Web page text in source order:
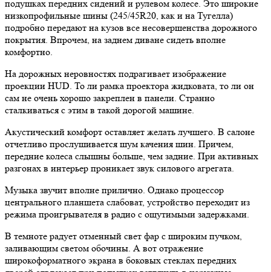
подушках передних сидений и рулевом колесе. Это широкие
низкопрофильные шины (245/45R20, как и на Тугелла)
подробно передают на кузов все несовершенства дорожного
покрытия. Впрочем, на заднем диване сидеть вполне
комфортно.
На дорожных неровностях подрагивает изображение
проекции HUD. То ли рамка проектора жидковата, то ли он
сам не очень хорошо закреплен в панели. Странно
сталкиваться с этим в такой дорогой машине.
Акустический комфорт оставляет желать лучшего. В салоне
отчетливо прослушивается шум качения шин. Причем,
передние колеса слышны больше, чем задние. При активных
разгонах в интерьер проникает звук силового агрегата.
Музыка звучит вполне прилично. Однако процессор
центрального планшета слабоват, устройство переходит из
режима проигрывателя в радио с ощутимыми задержками.
В темноте радует отменный свет фар с широким пучком,
заливающим светом обочины. А вот отражение
широкоформатного экрана в боковых стеклах передних